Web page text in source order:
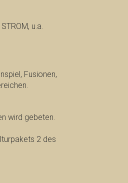
u.a.
Fusionen,
wird gebeten.
2 des